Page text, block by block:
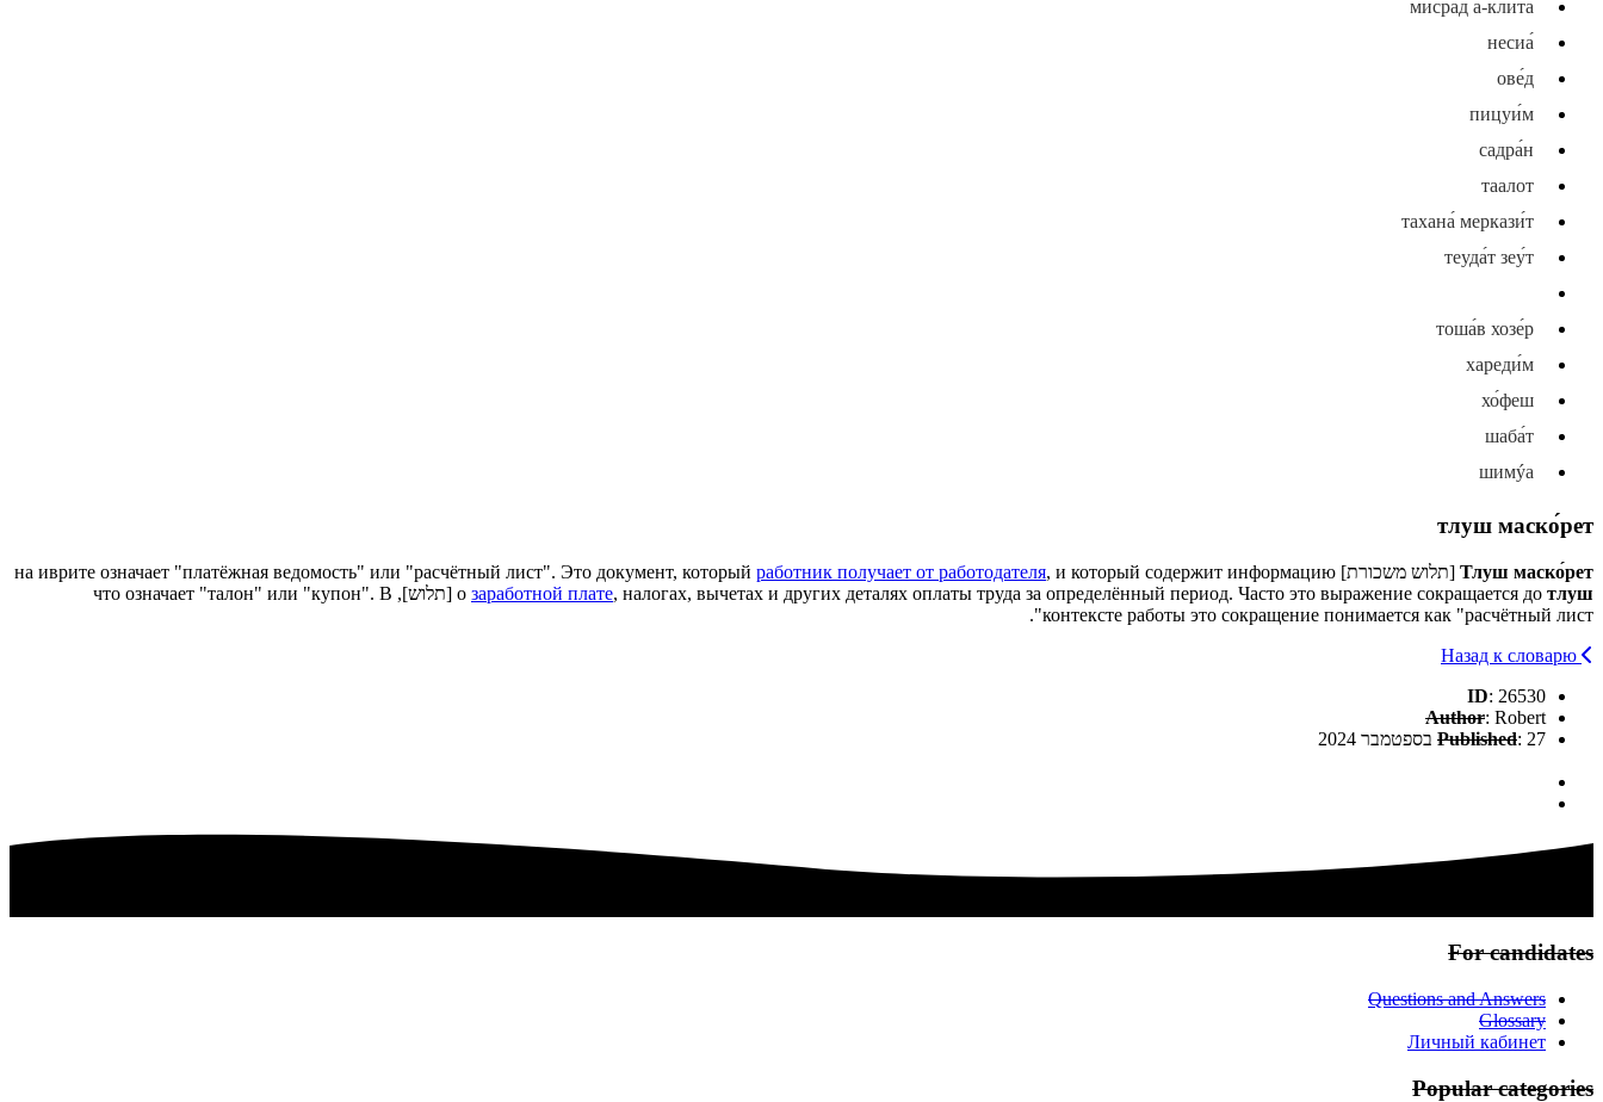
мисра́д а-клита́
несиа́
ове́д
пицуи́м
садра́н
таалот
тахана́ меркази́т
теуда́т зеу́т
тоша́в хозе́р
хареди́м
хо́феш
шаба́т
шимýа
тлуш маско́рет
Тлуш маско́рет [תלוש משכורת] на иврите означает "платёжная ведомость" или "расчётный лист". Это документ, который работник получает от работодателя, и который содержит информацию
о заработной плате, налогах, вычетах и других деталях оплаты труда за определённый период. Часто это выражение сокращается до тлуш
[תלוש], что означает "талон" или "купон". В
контексте работы это сокращение понимается как "расчётный лист".
ID: 26530
Author: Robert
Published: 27 בספטמבר 2024
For candidates
Questions and Answers
Glossary
Личный кабинет
Popular categories